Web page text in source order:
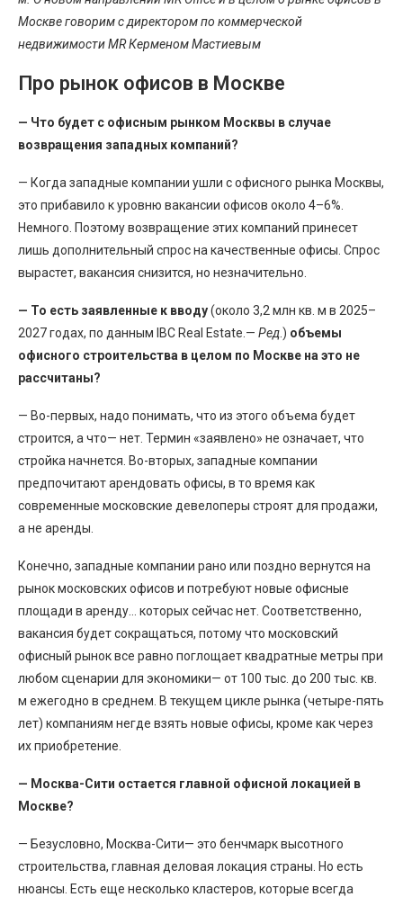
Москве говорим с директором по коммерческой
недвижимости MR Керменом Мастиевым
Про рынок офисов в Москве
— Что будет с офисным рынком Москвы в случае
возвращения западных компаний?
— Когда западные компании ушли с офисного рынка Москвы,
это прибавило к уровню вакансии офисов около 4–6%.
Немного. Поэтому возвращение этих компаний принесет
лишь дополнительный спрос на качественные офисы. Спрос
вырастет, вакансия снизится, но незначительно.
— То есть заявленные к вводу(около 3,2 млн кв. м в 2025–
2027 годах, по данным IBC Real Estate.— Ред.) объемы
офисного строительства в целом по Москве на это не
рассчитаны?
— Во-первых, надо понимать, что из этого объема будет
строится, а что— нет. Термин «заявлено» не означает, что
стройка начнется. Во-вторых, западные компании
предпочитают арендовать офисы, в то время как
современные московские девелоперы строят для продажи,
а не аренды.
Конечно, западные компании рано или поздно вернутся на
рынок московских офисов и потребуют новые офисные
площади в аренду… которых сейчас нет. Соответственно,
вакансия будет сокращаться, потому что московский
офисный рынок все равно поглощает квадратные метры при
любом сценарии для экономики— от 100 тыс. до 200 тыс. кв.
м ежегодно в среднем. В текущем цикле рынка (четыре-пять
лет) компаниям негде взять новые офисы, кроме как через
их приобретение.
— Москва-Сити остается главной офисной локацией в
Москве?
— Безусловно, Москва-Сити— это бенчмарк высотного
строительства, главная деловая локация страны. Но есть
нюансы. Есть еще несколько кластеров, которые всегда